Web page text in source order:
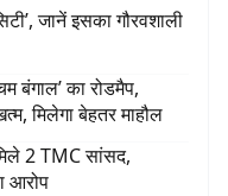
जानें इसका गौरवशाली
बंगाल’ का रोडमैप,
मिलेगा बेहतर माहौल
2 TMC सांसद,
आरोप